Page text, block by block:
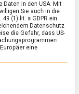
Teebeutel
auf der ganzen
für
Daten in den USA. Mit
Sie auch in die
(1) lit. a GDPR ein.
Datenschutz
die Gefahr, dass US-
eine
für die eine